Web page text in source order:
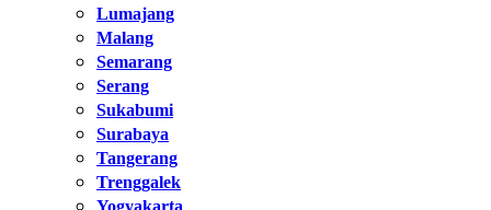
Lumajang
Malang
Semarang
Serang
Sukabumi
Surabaya
Tangerang
Trenggalek
Yogyakarta